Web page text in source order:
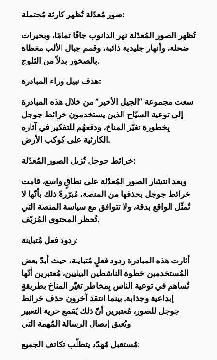
صور مُعدّلة تُظهر كارثة مُحتملة:
تُظهر الصور المُعدّلة نهر الدانوب جافًا تمامًا، وبحيرات
ضحلة، وأنهار جليدية ذائبة، وقمم جبال الألب مغطاة
بالصخور بدلاً من الثلوج.
هدف نبيل وراء المبادرة:
سعت مجموعة “الجيل الأخير” من خلال هذه المبادرة
إلى توعية السيّاح الذين يستخدمون خرائط جوجل
بِخطورة تغيّر المناخ، ودفعهُم للتفكير في آثاره
الكارثية على كوكب الأرض.
خرائط جوجل تُزيل الصور المُعدّلة:
وبعد انتشار الصور المُعدّلة على نطاقٍ واسع، قامت
خرائط جوجل بحذفها من المنصة، مُبرّرةً ذلك بأنّها لا
تُمثّل الواقع بدقة، ولا تتوافق مع سياسة المنصة التي
تُحظر المحتوى المُزيّف.
ردود فعل مُتباينة:
أثارت هذه المبادرة ردود فعلٍ مُتباينة، حيث أيدّ بعض
المُستخدمين خطوة الناشطين البيئيين، مُعتبرين أنّها
تُساهم في توعية الناس بِمخاطر تغيّر المناخ بطريقةٍ
إبداعية وجذابة. بينما انتقد آخرون حذف خرائط
جوجل للصور، مُعتبرين أنّ ذلك يُقمع حرية التعبير
ويُعيق إيصال الرسالة المُهمة التي
مُستقبل مُهدّد يتطلّب تكاتف الجميع: